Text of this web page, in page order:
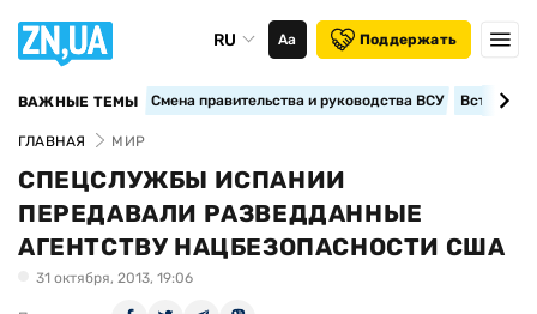
RU Аа Поддержать
ВАЖНЫЕ ТЕМЫ Смена правительства и руководства ВСУ
ГЛАВНАЯ МИР
СПЕЦСЛУЖБЫ ИСПАНИИ
ПЕРЕДАВАЛИ РАЗВЕДДАННЫЕ
АГЕНТСТВУ НАЦБЕЗОПАСНОСТИ США
31 октября, 2013, 19:06